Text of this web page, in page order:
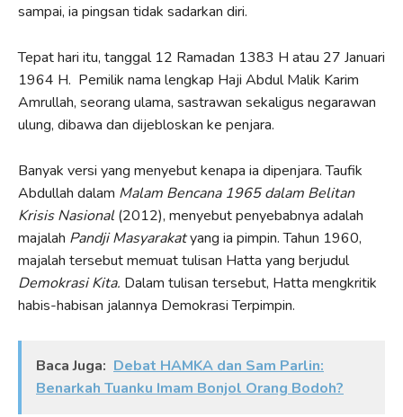
sampai, ia pingsan tidak sadarkan diri.
Tepat hari itu, tanggal 12 Ramadan 1383 H atau 27 Januari
1964 H. Pemilik nama lengkap Haji Abdul Malik Karim
Amrullah, seorang ulama, sastrawan sekaligus negarawan
ulung, dibawa dan dijebloskan ke penjara.
Banyak versi yang menyebut kenapa ia dipenjara. Taufik
Abdullah dalam Malam Bencana 1965 dalam Belitan
Krisis Nasional(2012), menyebut penyebabnya adalah
majalah Pandji Masyarakatyang ia pimpin. Tahun 1960,
majalah tersebut memuat tulisan Hatta yang berjudul
Demokrasi Kita. Dalam tulisan tersebut, Hatta mengkritik
habis-habisan jalannya Demokrasi Terpimpin.
Baca Juga: Debat HAMKA dan Sam Parlin:
Benarkah Tuanku Imam Bonjol Orang Bodoh?